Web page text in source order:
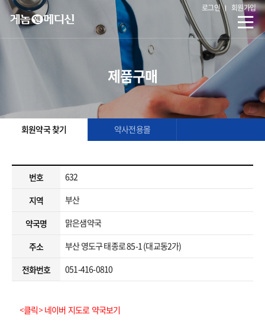
로그인 회원가입
제품구매
회원약국 찾기 약사전용몰
번호
632
지역
부산
약국명
맑은샘약국
주소
부산 영도구 태종로 85-1 (대교동2가)
전화번호
051-416-0810
<클릭> 네이버 지도로 약국보기